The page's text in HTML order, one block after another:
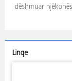
dëshmuar
Linqe